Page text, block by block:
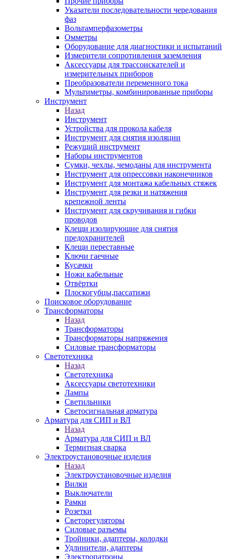
Указатели последовательности чередования
фаз
Вольтамперфазометры
Омметры
Оборудование для диагностики и испытаний
Измерители сопротивления заземления
Аксессуары для трассоискателей и
измерительных приборов
Преобразователи переменного тока
Мультиметры, комбинированные приборы
Инструмент
Назад
Инструмент
Устройства для прокола кабеля
Инструмент для снятия изоляции
Режущий инструмент
Наборы инструментов
Сумки, чехлы, чемоданы для инструмента
Инструмент для опрессовки наконечников
Инструмент для монтажа кабельных стяжек
Инструмент для резки и натяжения
крепежной ленты
Инструмент для скручивания и гибки
проводов
Клещи изолирующие для снятия
предохранителей
Клещи переставные
Ключи гаечные
Кусачки
Ножи кабельные
Отвёртки
Плоскогубцы,пассатижи
Поисковое оборудование
Трансформаторы
Назад
Трансформаторы
Трансформаторы напряжения
Силовые трансформаторы
Светотехника
Назад
Светотехника
Аксессуары светотехники
Лампы
Светильники
Светосигнальная арматура
Арматура для СИП и ВЛ
Назад
Арматура для СИП и ВЛ
Термитная сварка
Электроустановочные изделия
Назад
Электроустановочные изделия
Вилки
Выключатели
Рамки
Розетки
Светорегуляторы
Силовые разъемы
Тройники, адаптеры, колодки
Удлинители, адаптеры
Электропатроны